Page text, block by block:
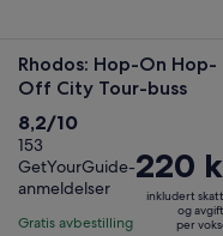
Rhodos: Hop-On Hop-
Off City Tour-buss
8.2
av
10
med
153
8,2/10
153
GetYourGuide-
anmeldelser
Gratis avbestilling
Prisen
er
220 kr
220
inkludert
og
per